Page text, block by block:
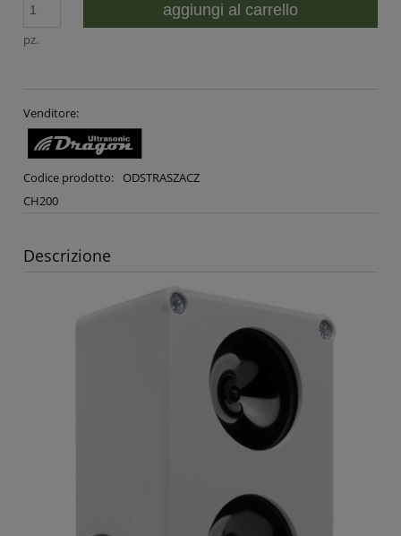
pz.
aggiungi al carrello
Venditore:
Codice prodotto:
ODSTRASZACZ
CH200
Descrizione